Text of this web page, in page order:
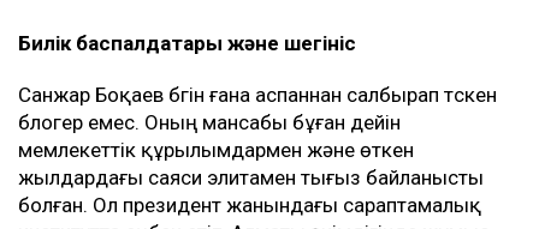
Билік баспалдақтары және шегініс
Санжар Боқаев бүгін ғана аспаннан салбырап түскен
блогер емес. Оның мансабы бұған дейін
мемлекеттік құрылымдармен және өткен
жылдардағы саяси элитамен тығыз байланысты
болған. Ол президент жанындағы сараптамалық